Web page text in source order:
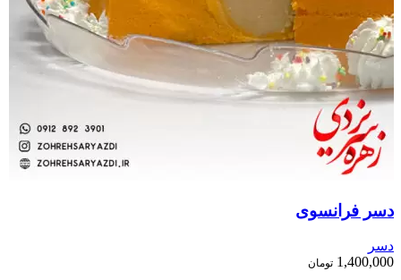
دسر فرانسوی
دسر
1,400,000 تومان